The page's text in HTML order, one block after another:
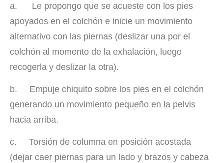
a. Le propongo que se acueste con los pies
apoyados en el colchón e inicie un movimiento
alternativo con las piernas (deslizar una por el
colchón al momento de la exhalación, luego
recogerla y deslizar la otra).
b. Empuje chiquito sobre los pies en el colchón
generando un movimiento pequeño en la pelvis
hacia arriba.
c. Torsión de columna en posición acostada
(dejar caer piernas para un lado y brazos y cabeza